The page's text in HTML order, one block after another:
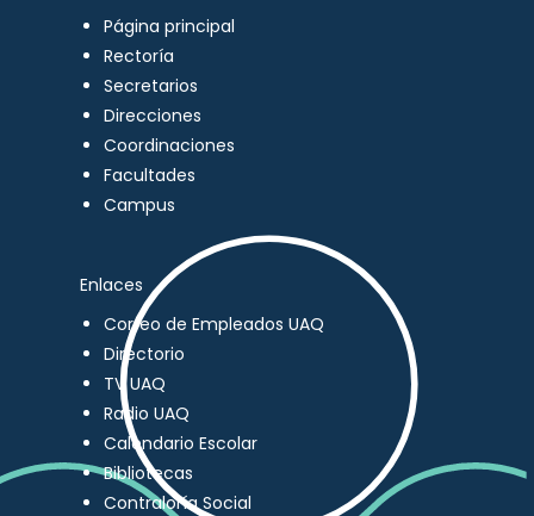
Página principal
Rectoría
Secretarios
Direcciones
Coordinaciones
Facultades
Campus
Enlaces
Correo de Empleados UAQ
Directorio
TV UAQ
Radio UAQ
Calendario Escolar
Bibliotecas
Contraloría Social